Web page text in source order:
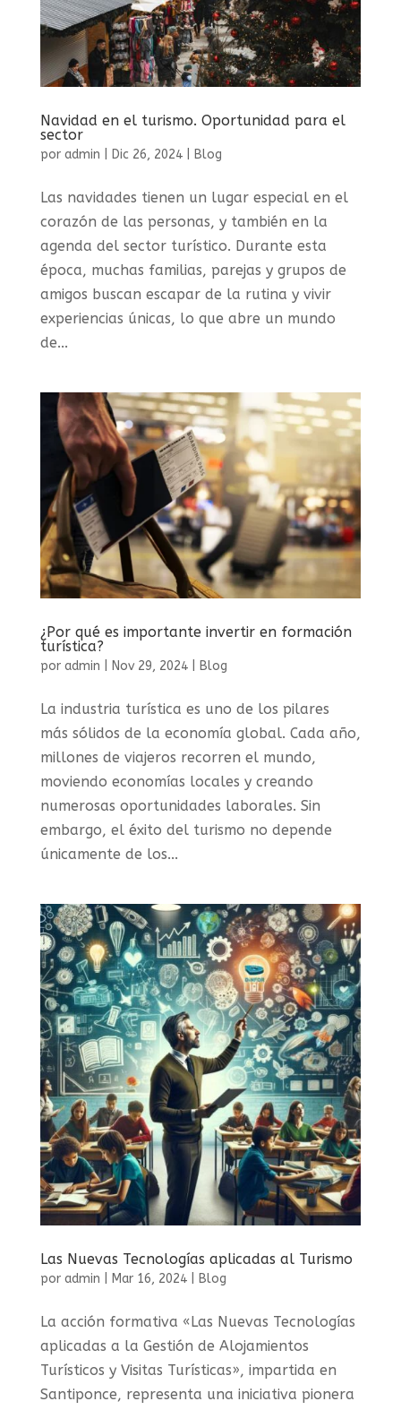
Navidad en el turismo. Oportunidad para el
sector
por admin Dic 26, 2024| Blog
Las navidades tienen un lugar especial en el
corazón de las personas, y también en la
agenda del sector turístico. Durante esta
época, muchas familias, parejas y grupos de
amigos buscan escapar de la rutina y vivir
experiencias únicas, lo que abre un mundo
de...
¿Por qué es importante invertir en formación
turística?
por admin Nov 29, 2024| Blog
La industria turística es uno de los pilares
más sólidos de la economía global. Cada año,
millones de viajeros recorren el mundo,
moviendo economías locales y creando
numerosas oportunidades laborales. Sin
embargo, el éxito del turismo no depende
únicamente de los...
Las Nuevas Tecnologías aplicadas al Turismo
por admin Mar 16, 2024| Blog
La acción formativa «Las Nuevas Tecnologías
aplicadas a la Gestión de Alojamientos
Turísticos y Visitas Turísticas», impartida en
Santiponce, representa una iniciativa pionera